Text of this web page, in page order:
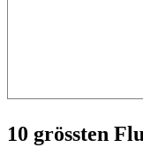
10 grössten